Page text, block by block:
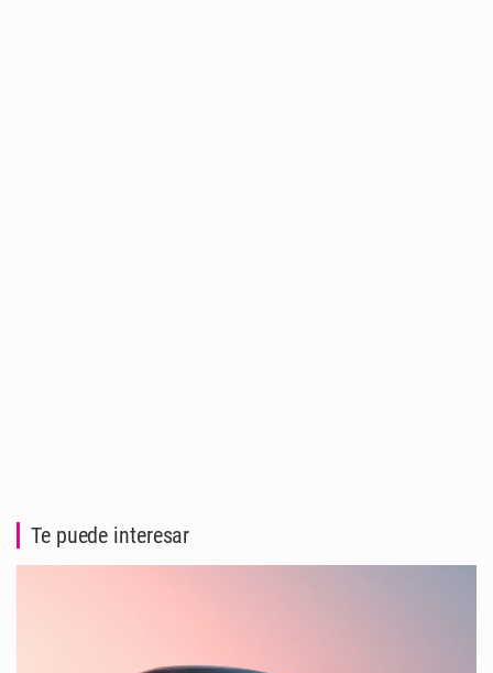
Te puede interesar